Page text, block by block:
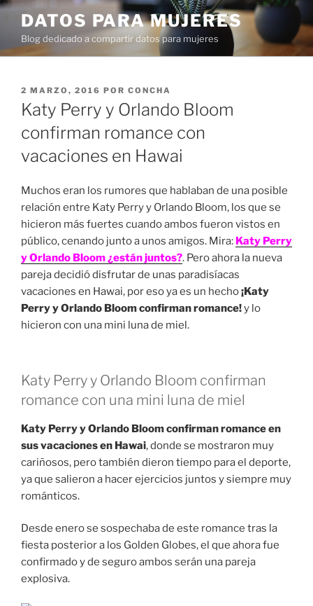
Ir
contenido
DATOS PARA MUJERES
Blog dedicado a compartir datos para mujeres
PUBLICADO
EN
2 MARZO, 2016 POR CONCHA
Katy Perry y Orlando Bloom
confirman romance con
vacaciones en Hawai
Muchos eran los rumores que hablaban de una posible
relación entre Katy Perry y Orlando Bloom, los que se
hicieron más fuertes cuando ambos fueron vistos en
público, cenando junto a unos amigos. Mira: Katy Perry
y Orlando Bloom ¿están juntos?. Pero ahora la nueva
pareja decidió disfrutar de unas paradisíacas
vacaciones en Hawai, por eso ya es un hecho¡Katy
Perry y Orlando Bloom confirman romance!y lo
hicieron con una mini luna de miel.
Katy Perry y Orlando Bloom confirman
romance con una mini luna de miel
Katy Perry y Orlando Bloom confirman romance en
sus vacaciones en Hawai, donde se mostraron muy
cariñosos, pero también dieron tiempo para el deporte,
ya que salieron a hacer ejercicios juntos y siempre muy
románticos.
Desde enero se sospechaba de este romance tras la
fiesta posterior a los Golden Globes, el que ahora fue
confirmado y de seguro ambos serán una pareja
explosiva.